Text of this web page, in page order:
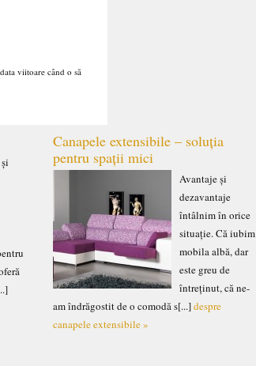
viitoare când o să
Canapele extensibile – soluția
pentru spații mici
Avantaje și
dezavantaje
întâlnim în orice
situație. Că iubim
mobila albă, dar
este greu de
întreținut, că ne-
am îndrăgostit de o comodă s[...]despre
canapele extensibile »